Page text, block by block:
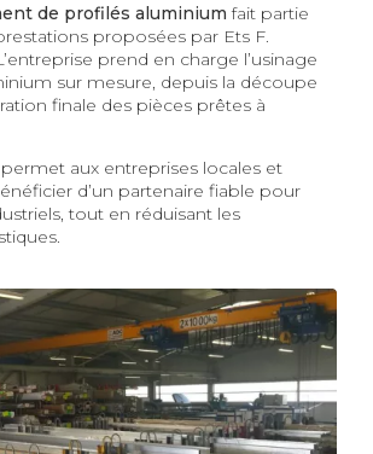
de profilés aluminium fait partie
proposées par Ets F.
prend en charge l’usinage
sur mesure, depuis la découpe
finale des pièces prêtes à
aux entreprises locales et
d’un partenaire fiable pour
tout en réduisant les